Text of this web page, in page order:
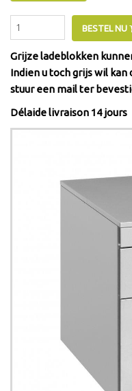
BESTEL NU
Grijze ladeblokken
Indien u toch grijs wil
stuur een mail ter
Délaide livraison 14 jours